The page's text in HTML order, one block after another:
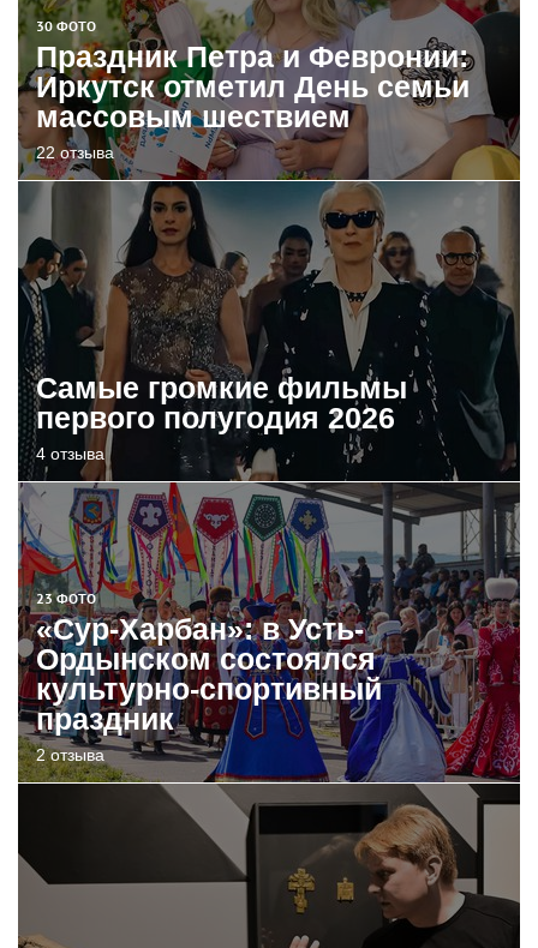
30 ФОТО
Праздник Петра и Февронии:
Иркутск отметил День семьи
массовым шествием
22 отзыва
Самые громкие фильмы
первого полугодия 2026
4 отзыва
23 ФОТО
«Сур-Харбан»: в Усть-
Ордынском состоялся
культурно-спортивный
праздник
2 отзыва